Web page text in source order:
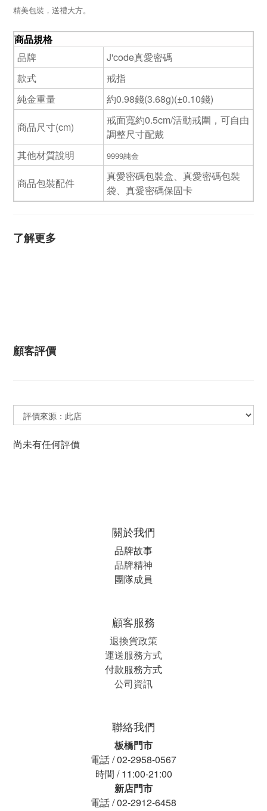
精美包裝，送禮大方。
商品規格
品牌
J'code真愛密碼
款式
戒指
純金重量
約0.98錢(3.68g)(±0.10錢)
商品尺寸(cm)
戒面寬約0.5cm/活動戒圍，可自由
調整尺寸配戴
其他材質說明
9999純金
商品包裝配件
真愛密碼包裝盒、真愛密碼包裝
袋、真愛密碼保固卡
了解更多
顧客評價
尚未有任何評價
關於我們
品牌故事
品牌精神
團隊成員
顧客服務
退換貨政策
運送服務方式
付款服務方式
公司資訊
聯絡我們
板橋門市
電話 / 02-2958-0567
時間 / 11:00-21:00
新店門市
電話 / 02-2912-6458